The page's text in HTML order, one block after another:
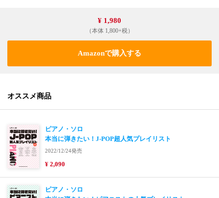
¥ 1,980
（本体 1,800+税）
Amazonで購入する
オススメ商品
ピアノ・ソロ
本当に弾きたい！J-POP超人気プレイリスト
2022/12/24発売
¥ 2,090
ピアノ・ソロ